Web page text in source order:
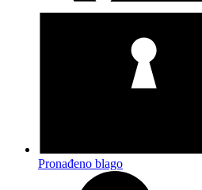
Pronađeno blago